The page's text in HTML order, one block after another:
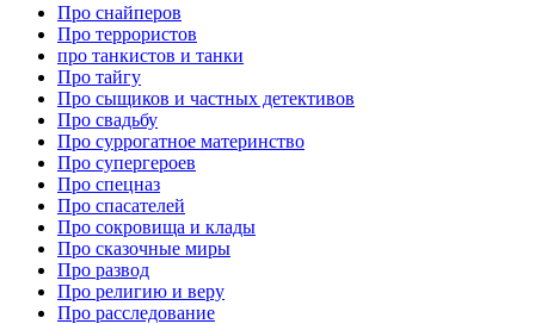
Про снайперов
Про террористов
про танкистов и танки
Про тайгу
Про сыщиков и частных детективов
Про свадьбу
Про суррогатное материнство
Про супергероев
Про спецназ
Про спасателей
Про сокровища и клады
Про сказочные миры
Про развод
Про религию и веру
Про расследование